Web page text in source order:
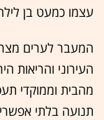
עצמו כמעט בן
המעבר לערים
העירוני והריאות
מהבית וממוקדי
תנועה בלתי